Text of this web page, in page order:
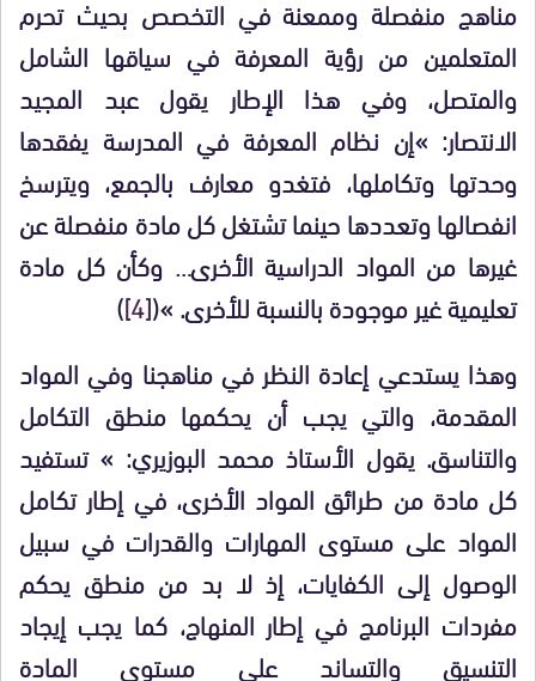
مناهج منفصلة وممعنة في التخصص بحيث تحرم
المتعلمين من رؤية المعرفة في سياقها الشامل
والمتصل، وفي هذا الإطار يقول عبد المجيد
الانتصار: »إن نظام المعرفة في المدرسة يفقدها
وحدتها وتكاملها، فتغدو معارف بالجمع، ويترسخ
انفصالهاوتعددها حينما تشتغل كل مادة منفصلة عن
غيرها من المواد الدراسية الأخرى… وكأن كل مادة
تعليمية غير موجودة بالنسبة للأخرى. »(
[4]
)
وهذا يستدعي إعادة النظر في مناهجنا وفي المواد
المقدمة، والتي يجب أن يحكمها منطق التكامل
والتناسق. يقول الأستاذ محمد البوزيري: » تستفيد
كل مادة من طرائق المواد الأخرى، في إطار تكامل
المواد على مستوى المهارات والقدرات في سبيل
الوصول إلى الكفايات، إذ لا بد من منطق يحكم
مفردات البرنامج في إطار المنهاج، كما يجب إيجاد
التنسيق والتساند على مستوى المادة